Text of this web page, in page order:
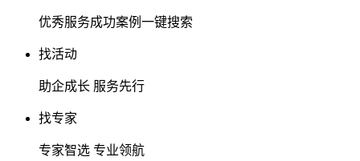
优秀服务成功案例一键搜索
找活动
助企成长 服务先行
找专家
专家智选 专业领航